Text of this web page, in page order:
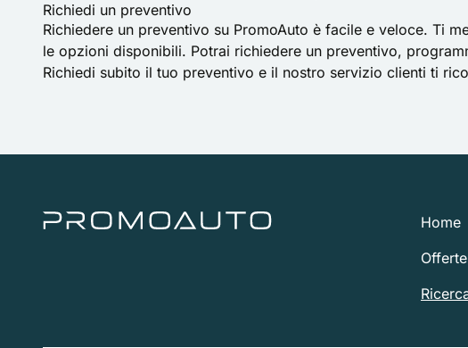
Richiedi un preventivo
Richiedere un preventivo su PromoAuto è facile e veloce. Ti
le opzioni disponibili. Potrai richiedere un preventivo,
Richiedi subito il tuo preventivo e il nostro servizio clienti ti
Home
Offerte